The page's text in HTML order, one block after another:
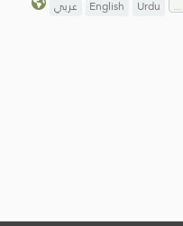
عربي English Urdu